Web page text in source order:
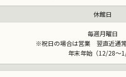
休館日
毎週月曜日
※祝日の場合は営業 翌直近通
年末年始（12/28～1/